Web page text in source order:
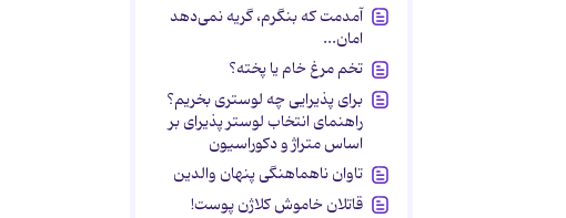
آمدمت که بنگرم، گریه نمی‌دهد
امان...
تخم مرغ خام یا پخته؟
برای پذیرایی چه لوستری بخریم؟
راهنمای انتخاب لوستر پذیرای بر
اساس متراژ و دکوراسیون
تاوان ناهماهنگی پنهان والدین
قاتلان خاموش کلاژن پوست!